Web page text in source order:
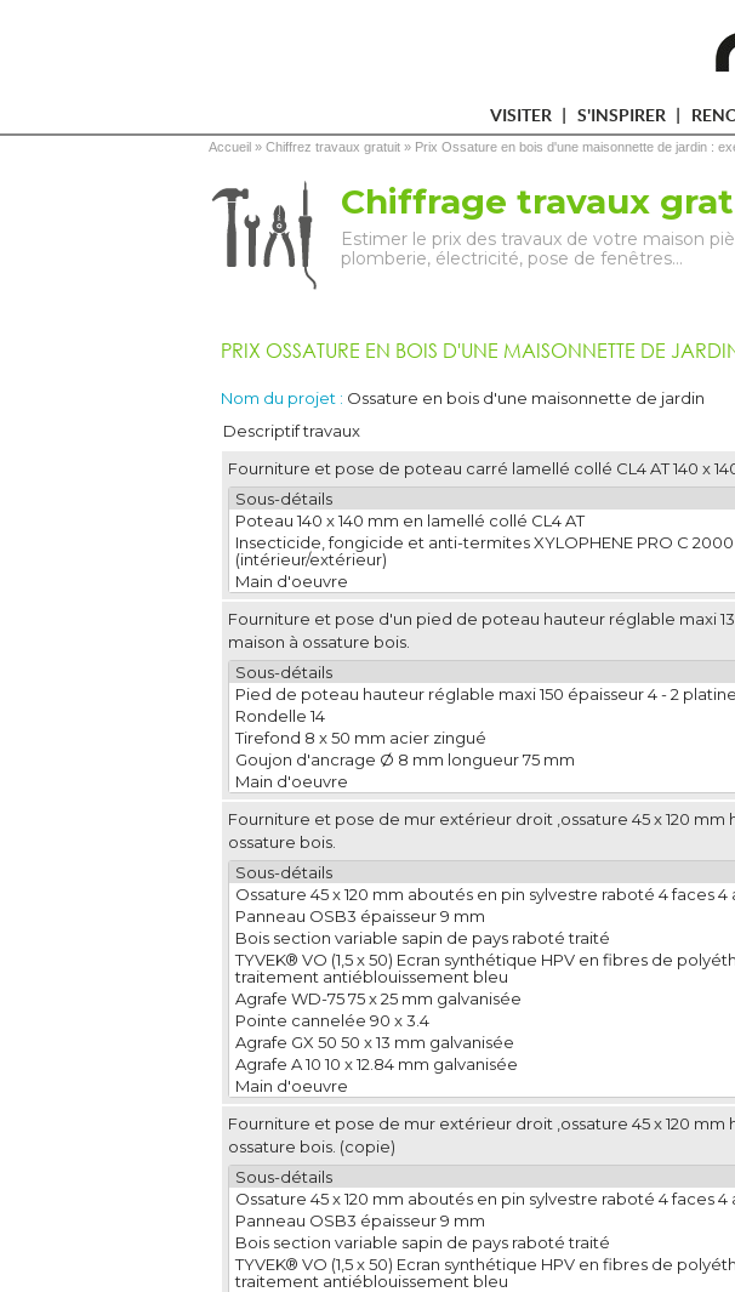
VISITER S'INSPIRER
Vous êtes ici
Accueil » Chiffrez travaux gratuit » Prix Ossature en bois d'une maisonnette de jardin :
Chiffrage travaux
Estimer le prix des travaux de votre maison
plomberie, électricité, pose de fenêtres…
PRIX OSSATURE EN BOIS D'UNE MAISONNETTE DE
Nom du projet : Ossature en bois d'une maisonnette de jardin
Descriptif travaux
Fourniture et pose de poteau carré lamellé collé CL4 AT 140 x
Sous-détails
Poteau 140 x 140 mm en lamellé collé CL4 AT
Insecticide, fongicide et anti-termites XYLOPHENE PRO C
(intérieur/extérieur)
Main d'oeuvre
Fourniture et pose d'un pied de poteau hauteur réglable maxi
maison à ossature bois.
Sous-détails
Pied de poteau hauteur réglable maxi 150 épaisseur 4 - 2
Rondelle 14
Tirefond 8 x 50 mm acier zingué
Goujon d'ancrage Ø 8 mm longueur 75 mm
Main d'oeuvre
Fourniture et pose de mur extérieur droit ,ossature 45 x 120 mm
ossature bois.
Sous-détails
Ossature 45 x 120 mm aboutés en pin sylvestre raboté 4 faces 4
Panneau OSB3 épaisseur 9 mm
Bois section variable sapin de pays raboté traité
TYVEK® VO (1,5 x 50) Ecran synthétique HPV en fibres de
traitement antiéblouissement bleu
Agrafe WD-75 75 x 25 mm galvanisée
Pointe cannelée 90 x 3.4
Agrafe GX 50 50 x 13 mm galvanisée
Agrafe A 10 10 x 12.84 mm galvanisée
Main d'oeuvre
Fourniture et pose de mur extérieur droit ,ossature 45 x 120 mm
ossature bois. (copie)
Sous-détails
Ossature 45 x 120 mm aboutés en pin sylvestre raboté 4 faces 4
Panneau OSB3 épaisseur 9 mm
Bois section variable sapin de pays raboté traité
TYVEK® VO (1,5 x 50) Ecran synthétique HPV en fibres de
traitement antiéblouissement bleu